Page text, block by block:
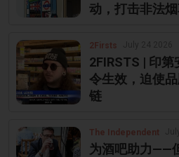
动，打击非法
2Firsts
2FIRSTS | 印
令生效，迫使
链
The Independent
为酒吧助力——